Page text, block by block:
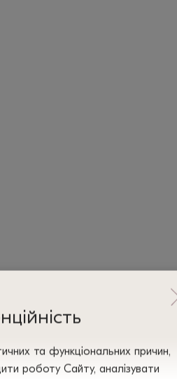
та функціональних причин,
роботу Сайту, аналізувати